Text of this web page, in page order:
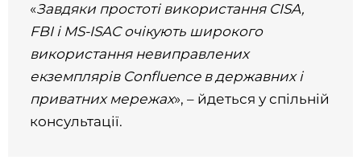
«Завдяки простоті використання CISA,
FBI і MS-ISAC очікують широкого
використання невиправлених
екземплярів Confluence в державних і
приватних мережах», – йдеться у спільній
консультації.